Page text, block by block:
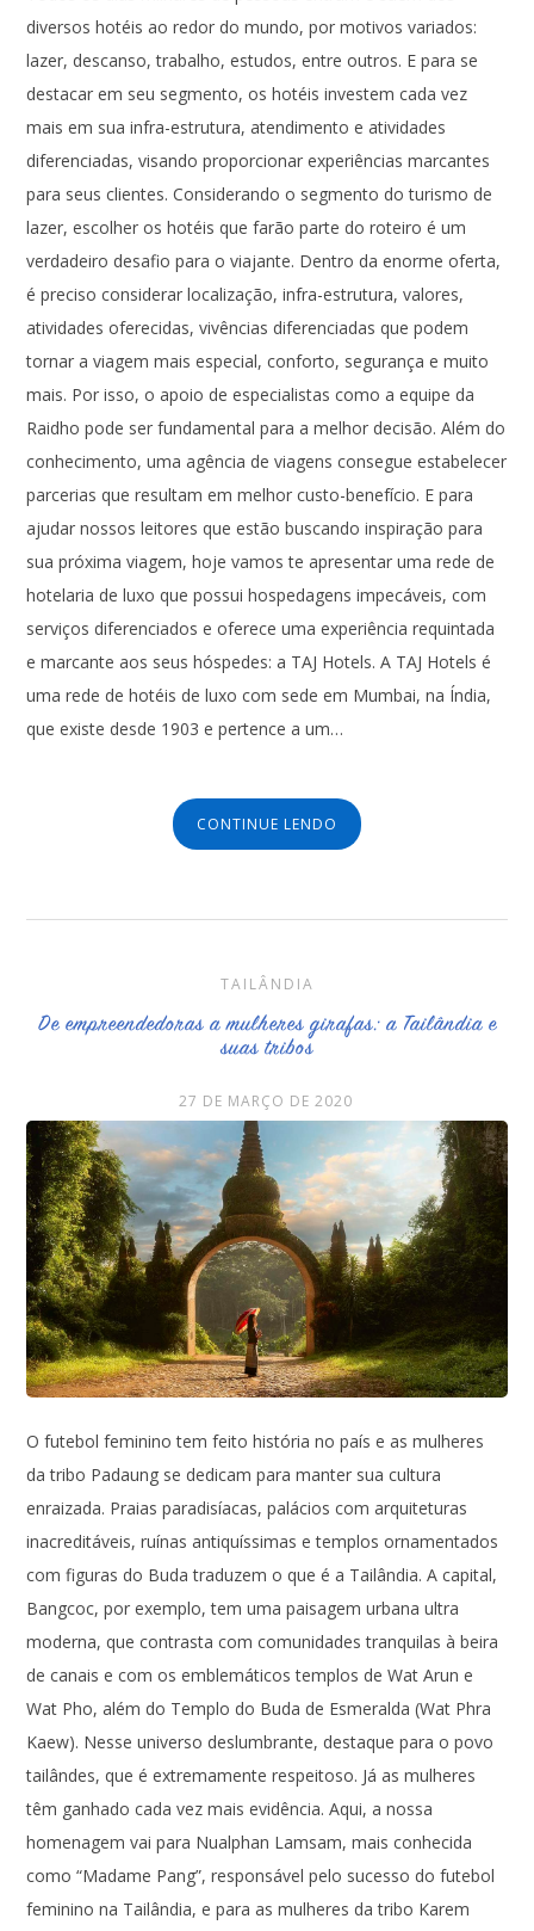
diversos hotéis ao redor do mundo, por motivos variados:
lazer, descanso, trabalho, estudos, entre outros. E para se
destacar em seu segmento, os hotéis investem cada vez
mais em sua infra-estrutura, atendimento e atividades
diferenciadas, visando proporcionar experiências marcantes
para seus clientes. Considerando o segmento do turismo de
lazer, escolher os hotéis que farão parte do roteiro é um
verdadeiro desafio para o viajante. Dentro da enorme oferta,
é preciso considerar localização, infra-estrutura, valores,
atividades oferecidas, vivências diferenciadas que podem
tornar a viagem mais especial, conforto, segurança e muito
mais. Por isso, o apoio de especialistas como a equipe da
Raidho pode ser fundamental para a melhor decisão. Além do
conhecimento, uma agência de viagens consegue estabelecer
parcerias que resultam em melhor custo-benefício. E para
ajudar nossos leitores que estão buscando inspiração para
sua próxima viagem, hoje vamos te apresentar uma rede de
hotelaria de luxo que possui hospedagens impecáveis, com
serviços diferenciados e oferece uma experiência requintada
e marcante aos seus hóspedes: a TAJ Hotels. A TAJ Hotels é
uma rede de hotéis de luxo com sede em Mumbai, na Índia,
que existe desde 1903 e pertence a um…
CONTINUE LENDO
TAILÂNDIA
De empreendedoras a mulheres girafas: a Tailândia e
suas tribos
27 DE MARÇO DE 2020
O futebol feminino tem feito história no país e as mulheres
da tribo Padaung se dedicam para manter sua cultura
enraizada. Praias paradisíacas, palácios com arquiteturas
inacreditáveis, ruínas antiquíssimas e templos ornamentados
com figuras do Buda traduzem o que é a Tailândia. A capital,
Bangcoc, por exemplo, tem uma paisagem urbana ultra
moderna, que contrasta com comunidades tranquilas à beira
de canais e com os emblemáticos templos de Wat Arun e
Wat Pho, além do Templo do Buda de Esmeralda (Wat Phra
Kaew). Nesse universo deslumbrante, destaque para o povo
tailândes, que é extremamente respeitoso. Já as mulheres
têm ganhado cada vez mais evidência. Aqui, a nossa
homenagem vai para Nualphan Lamsam, mais conhecida
como “Madame Pang”, responsável pelo sucesso do futebol
feminino na Tailândia, e para as mulheres da tribo Karem